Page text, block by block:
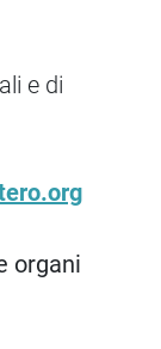
e di
organi